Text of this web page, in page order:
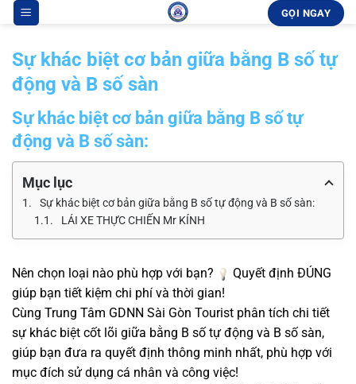
qua
nội
dung
GỌI NGAY
Sự khác biệt cơ bản giữa bằng B số tự
động và B số sàn
Sự khác biệt cơ bản giữa bằng B số tự
động và B số sàn:
Mục lục
Sự khác biệt cơ bản giữa bằng B số tự động và B số sàn:
LÁI XE THỰC CHIẾN Mr KÍNH
Nên chọn loại nào phù hợp với bạn?
Quyết định ĐÚNG
giúp bạn tiết kiệm chi phí và thời gian!
Cùng Trung Tâm GDNN Sài Gòn Tourist phân tích chi tiết
sự khác biệt cốt lõi giữa bằng B số tự động và B số sàn,
giúp bạn đưa ra quyết định thông minh nhất, phù hợp với
mục đích sử dụng cá nhân và công việc!